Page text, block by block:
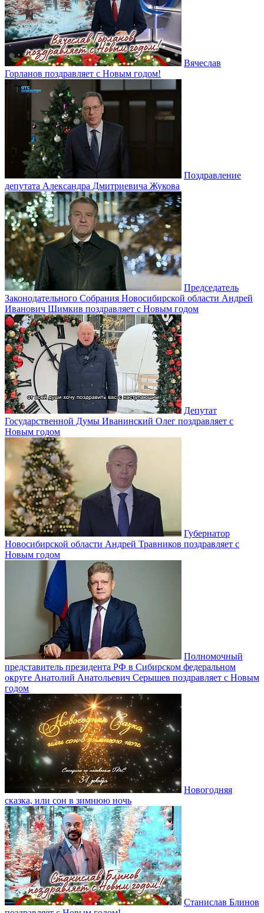
Вячеслав
Горланов поздравляет с Новым годом!
Поздравление
депутата Александра Дмитриевича Жукова
Председатель
Законодательного Собрания Новосибирской области Андрей
Иванович Шимкив поздравляет с Новым годом
Депутат
Государственной Думы Иванинский Олег поздравляет с
Новым годом
Губернатор
Новосибирской области Андрей Травников поздравляет с
Новым годом
Полномочный
представитель президента РФ в Сибирском федеральном
округе Анатолий Анатольевич Серышев поздравляет с Новым
годом
Новогодняя
сказка, или сон в зимнюю ночь
Станислав Блинов